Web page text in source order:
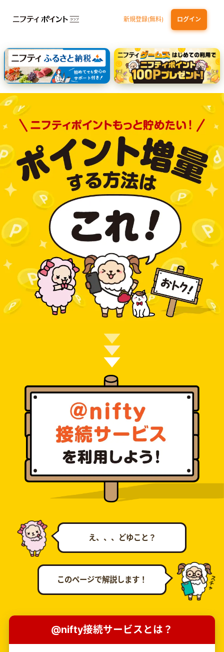
新規登録(無料) ログイン
dカード GOLD 三井住友カード ゴールド（NL）（家族カード発行）
【実質初月無料】DMM | Disney+(ディズニープラス) セットプラン
SBI証券 確定拠出年金（iDeCo）
え、、、どゆこと？
このページで解説します！
@nifty接続サービスとは？